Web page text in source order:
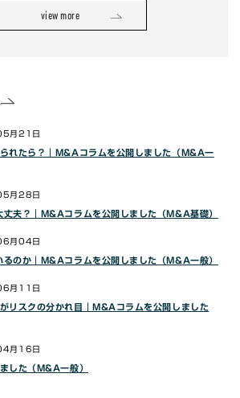
view more
月21日
れたら？｜M&Aコラムを公開しました（M&A一
月28日
丈夫？｜M&Aコラムを公開しました（M&A基礎）
月04日
るのか｜M&Aコラムを公開しました（M&A一般）
月11日
リスクの分かれ目｜M&Aコラムを公開しました
月16日
した（M&A一般）